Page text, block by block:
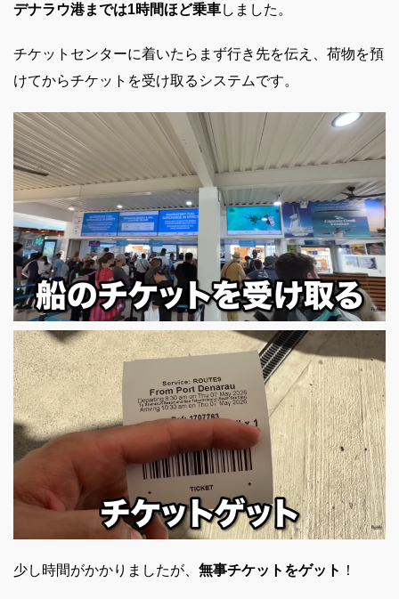
デナラウ港までは1時間ほど乗車しました。
チケットセンターに着いたらまず行き先を伝え、荷物を預
けてからチケットを受け取るシステムです。
少し時間がかかりましたが、 無事チケットをゲット ！